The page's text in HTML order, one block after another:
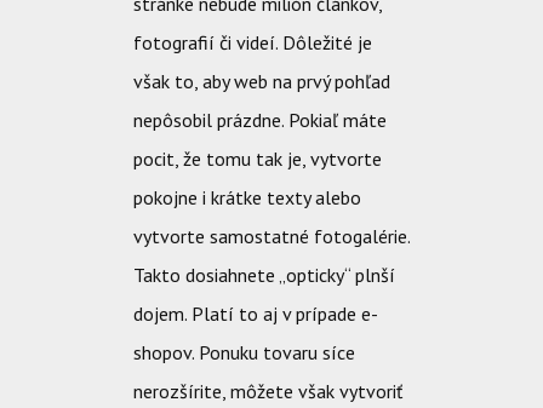
fotografií či videí. Dôležité je
však to, aby web na prvý pohľad
nepôsobil prázdne. Pokiaľ máte
pocit, že tomu tak je, vytvorte
pokojne i krátke texty alebo
vytvorte samostatné fotogalérie.
Takto dosiahnete „opticky“ plnší
dojem. Platí to aj v prípade e-
shopov. Ponuku tovaru síce
nerozšírite, môžete však vytvoriť